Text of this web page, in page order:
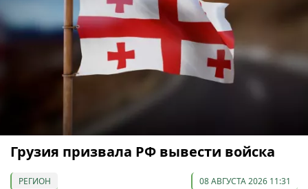
Грузия призвала РФ вывести войска
РЕГИОН 08 АВГУСТА 2026 11:31